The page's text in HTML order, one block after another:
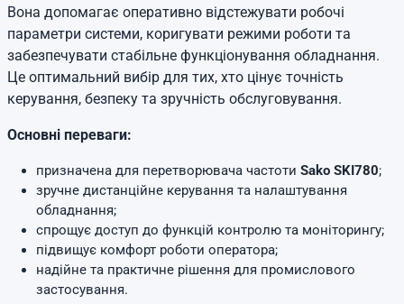
Вона допомагає оперативно відстежувати робочі
параметри системи, коригувати режими роботи та
забезпечувати стабільне функціонування обладнання.
Це оптимальний вибір для тих, хто цінує точність
керування, безпеку та зручність обслуговування.
Основні переваги:
призначена для перетворювача частоти Sako SKI780;
зручне дистанційне керування та налаштування
обладнання;
спрощує доступ до функцій контролю та моніторингу;
підвищує комфорт роботи оператора;
надійне та практичне рішення для промислового
застосування.